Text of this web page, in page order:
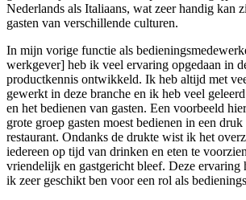
Nederlands als Italiaans, wat zeer handig kan
gasten van verschillende culturen.
In mijn vorige functie als
werkgever] heb ik veel ervaring opgedaan in
productkennis ontwikkeld. Ik heb altijd met
gewerkt in deze branche en ik heb veel
en het bedienen van gasten. Een voorbeeld
grote groep gasten moest bedienen in een druk
restaurant. Ondanks de drukte wist ik het
iedereen op tijd van drinken en eten te
vriendelijk en gastgericht bleef. Deze ervaring
ik zeer geschikt ben voor een rol als